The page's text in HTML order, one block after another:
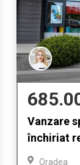
Vanzare
închiriat
Oradea